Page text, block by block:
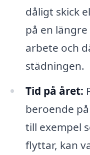
dåligt skick
på en
arbete och
städningen.
Tid på året:
beroende
till exempel
flyttar, kan